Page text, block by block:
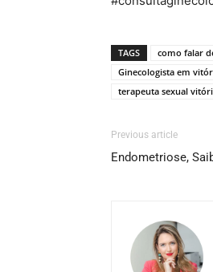
TAGS como falar
Ginecologista em
terapeuta sexual
Previous article
Endometriose,